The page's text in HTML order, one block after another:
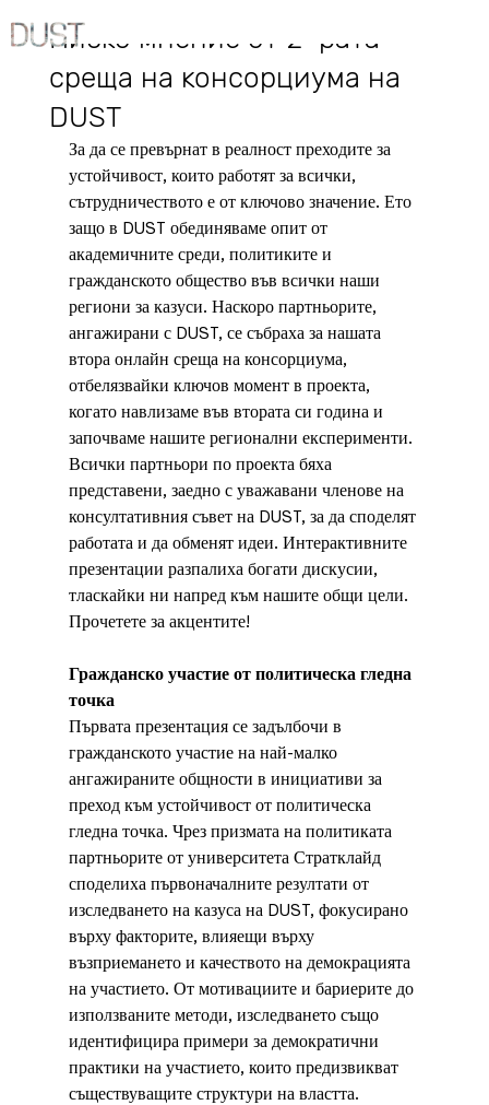
Ниско мнение от 2-рата
среща на консорциума на
DUST
За да се превърнат в реалност преходите за
устойчивост, които работят за всички,
сътрудничеството е от ключово значение. Ето
защо в DUST обединяваме опит от
академичните среди, политиките и
гражданското общество във всички наши
региони за казуси. Наскоро партньорите,
ангажирани с DUST, се събраха за нашата
втора онлайн среща на консорциума,
отбелязвайки ключов момент в проекта,
когато навлизаме във втората си година и
започваме нашите регионални експерименти.
Всички партньори по проекта бяха
представени, заедно с уважавани членове на
консултативния съвет на DUST, за да споделят
работата и да обменят идеи. Интерактивните
презентации разпалиха богати дискусии,
тласкайки ни напред към нашите общи цели.
Прочетете за акцентите!
Гражданско участие от политическа гледна
точка
Първата презентация се задълбочи в
гражданското участие на най-малко
ангажираните общности в инициативи за
преход към устойчивост от политическа
гледна точка. Чрез призмата на политиката
партньорите от университета Стратклайд
споделиха първоначалните резултати от
изследването на казуса на DUST, фокусирано
върху факторите, влияещи върху
възприемането и качеството на демокрацията
на участието. От мотивациите и бариерите до
използваните методи, изследването също
идентифицира примери за демократични
практики на участието, които предизвикват
съществуващите структури на властта.